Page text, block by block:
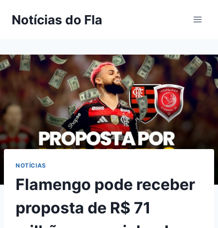
paraNotícias do Fla
NOTÍCIAS
Flamengo pode receber
proposta de R$ 71